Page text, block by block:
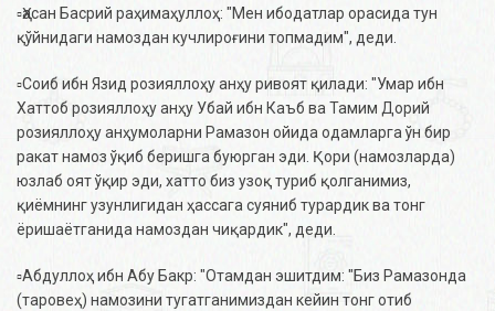
▫️Ҳасан Басрий раҳимаҳуллоҳ: "Мен ибодатлар орасида тун
қўйнидаги намоздан кучлироғини топмадим", деди.
▫️Соиб ибн Язид розияллоҳу анҳу ривоят қилади: "Умар ибн
Хаттоб розияллоҳу анҳу Убай ибн Каъб ва Тамим Дорий
розияллоҳу анҳумоларни Рамазон ойида одамларга ўн бир
ракат намоз ўқиб беришга буюрган эди. Қори (намозларда)
юзлаб оят ўқир эди, хатто биз узоқ туриб қолганимиз,
қиёмнинг узунлигидан ҳассага суяниб турардик ва тонг
ёришаётганида намоздан чиқардик", деди.
▫️Абдуллоҳ ибн Абу Бакр: "Отамдан эшитдим: "Биз Рамазонда
(таровеҳ) намозини тугатганимиздан кейин тонг отиб